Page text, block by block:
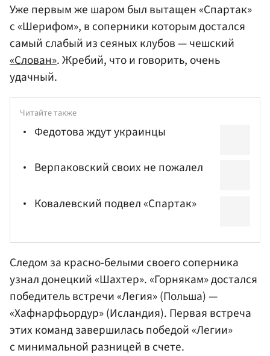
Уже первым же шаром был вытащен «Спартак»
с «Шерифом», в соперники которым достался
самый слабый из сеяных клубов — чешский
«Слован». Жребий, что и говорить, очень
удачный.
Читайте также
Федотова ждут украинцы
Верпаковский своих не пожалел
Ковалевский подвел «Спартак»
Следом за красно-белыми своего соперника
узнал донецкий «Шахтер». «Горнякам» достался
победитель встречи «Легия» (Польша) —
«Хафнарфьордур» (Исландия). Первая встреча
этих команд завершилась победой «Легии»
с минимальной разницей в счете.